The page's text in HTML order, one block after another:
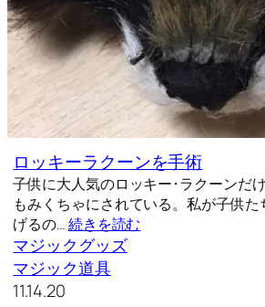
ロッキーラクーンを手術
子供に大人気のロッキー･ラクーンだ
もみくちゃにされている。私が子供
げるの…続きを読む
マジックグッズ
マジック道具
11.14.20